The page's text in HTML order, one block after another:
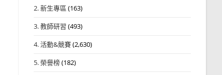
2. 新生專區 (163)
3. 教師研習 (493)
4. 活動&競賽(2,630)
5. 榮譽榜(182)